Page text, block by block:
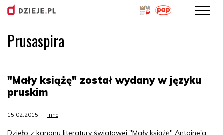
Prusaspira
"Mały książę" został wydany w języku
pruskim
15.02.2015 Inne
Dzieło z kanonu literatury światowej "Mały książę" Antoine'a